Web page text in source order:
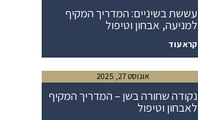
עששת בשיניים: המדריך המקיף
למניעה, אבחון וטיפול
קרא עוד
נקודה שחורה בשן – המדריך המקיף
לאבחון וטיפול
אוגוסט 27, 2025